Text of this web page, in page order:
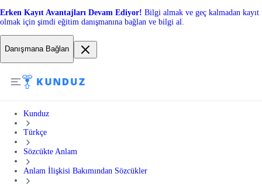
Erken Kayıt Avantajları Devam Ediyor! Bilgi almak ve geç kalmadan kayıt
olmak için şimdi eğitim danışmanına bağlan ve bilgi al.
Danışmana Bağlan
Kunduz
Türkçe
Sözcükte Anlam
Anlam İlişkisi Bakımından Sözcükler